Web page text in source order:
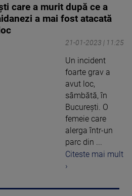
care a murit după ce a
a mai fost atacată
21-01-2023 | 11:25
Un incident
foarte grav a
avut loc,
sâmbătă, în
București. O
femeie care
alerga într-un
parc din ...
Citeste mai mult
›